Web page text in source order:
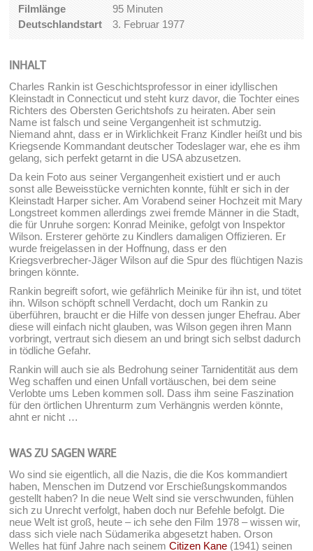
Filmlänge
95 Minuten
Deutschlandstart
3. Februar 1977
INHALT
Charles Rankin ist Geschichtsprofessor in einer idyllischen
Kleinstadt in Connecticut und steht kurz davor, die Tochter eines
Richters des Obersten Gerichtshofs zu heiraten. Aber sein
Name ist falsch und seine Vergangenheit ist schmutzig.
Niemand ahnt, dass er in Wirklichkeit Franz Kindler heißt und bis
Kriegsende Kommandant deutscher Todeslager war, ehe es ihm
gelang, sich perfekt getarnt in die USA abzusetzen.
Da kein Foto aus seiner Vergangenheit existiert und er auch
sonst alle Beweisstücke vernichten konnte, fühlt er sich in der
Kleinstadt Harper sicher. Am Vorabend seiner Hochzeit mit Mary
Longstreet kommen allerdings zwei fremde Männer in die Stadt,
die für Unruhe sorgen: Konrad Meinike, gefolgt von Inspektor
Wilson. Ersterer gehörte zu Kindlers damaligen Offizieren. Er
wurde freigelassen in der Hoffnung, dass er den
Kriegsverbrecher-Jäger Wilson auf die Spur des flüchtigen Nazis
bringen könnte.
Rankin begreift sofort, wie gefährlich Meinike für ihn ist, und tötet
ihn. Wilson schöpft schnell Verdacht, doch um Rankin zu
überführen, braucht er die Hilfe von dessen junger Ehefrau. Aber
diese will einfach nicht glauben, was Wilson gegen ihren Mann
vorbringt, vertraut sich diesem an und bringt sich selbst dadurch
in tödliche Gefahr.
Rankin will auch sie als Bedrohung seiner Tarnidentität aus dem
Weg schaffen und einen Unfall vortäuschen, bei dem seine
Verlobte ums Leben kommen soll. Dass ihm seine Faszination
für den örtlichen Uhrenturm zum Verhängnis werden könnte,
ahnt er nicht …
WAS ZU SAGEN WÄRE
Wo sind sie eigentlich, all die Nazis, die die Kos kommandiert
haben, Menschen im Dutzend vor Erschießungskommandos
gestellt haben? In die neue Welt sind sie verschwunden, fühlen
sich zu Unrecht verfolgt, haben doch nur Befehle befolgt. Die
neue Welt ist groß, heute – ich sehe den Film 1978 – wissen wir,
dass sich viele nach Südamerika abgesetzt haben. Orson
Welles hat fünf Jahre nach seinemCitizen Kane (1941) seinen